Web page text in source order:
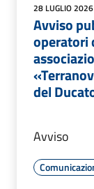
28 LUGLIO 2026
Avviso
operatori
del
Avviso